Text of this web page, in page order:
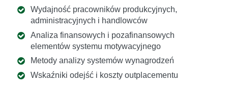
Wydajność pracowników produkcyjnych,
administracyjnych i handlowców
Analiza finansowych i pozafinansowych
elementów systemu motywacyjnego
Metody analizy systemów wynagrodzeń
Wskaźniki odejść i koszty outplacementu